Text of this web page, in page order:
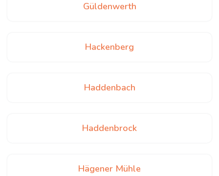
Güldenwerth
Hackenberg
Haddenbach
Haddenbrock
Hägener Mühle